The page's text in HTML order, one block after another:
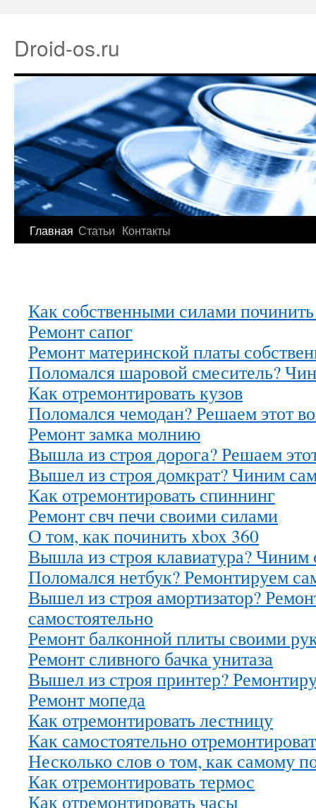
Droid-os.ru
Главная Статьи Контакты
Как собственными силами
Ремонт сапог
Ремонт материнской платы
Поломался шаровой смеситель?
Как отремонтировать кузов
Поломался чемодан? Решаем этот
Ремонт замка молнию
Вышла из строя дорога? Решаем
Вышел из строя домкрат? Чиним
Как отремонтировать спиннинг
Ремонт свч печи своими силами
О том, как починить xbox 360
Вышла из строя клавиатура? Чиним
Поломался нетбук? Ремонтируем
Вышел из строя амортизатор?
самостоятельно
Ремонт балконной плиты своими
Ремонт сливного бачка унитаза
Вышел из строя принтер?
Ремонт мопеда
Как отремонтировать лестницу
Как самостоятельно
Несколько слов о том, как самому
Как отремонтировать термос
Как отремонтировать часы